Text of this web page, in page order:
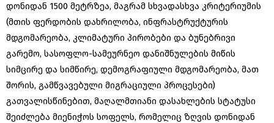
დონიდან 1500 მეტრზეა, მაგრამ სხვადასხვა კრიტერიუმის
(მთის ფერდობის დახრილობა, ინფრასტრუქტურის
მდგომარეობა, კლიმატური პირობები და ბუნებრივი
გარემო, სასოფლო-სამეურნეო დანიშნულების მიწის
სიმცირე და სიმწირე, დემოგრაფიული მდგომარეობა, მათ
შორის, გამწვავებული მიგრაციული პროცესები)
გათვალისწინებით, მაღალმთიანი დასახლების სტატუსი
შეიძლება მიენიჭოს სოფელს, რომელიც ზღვის დონიდან